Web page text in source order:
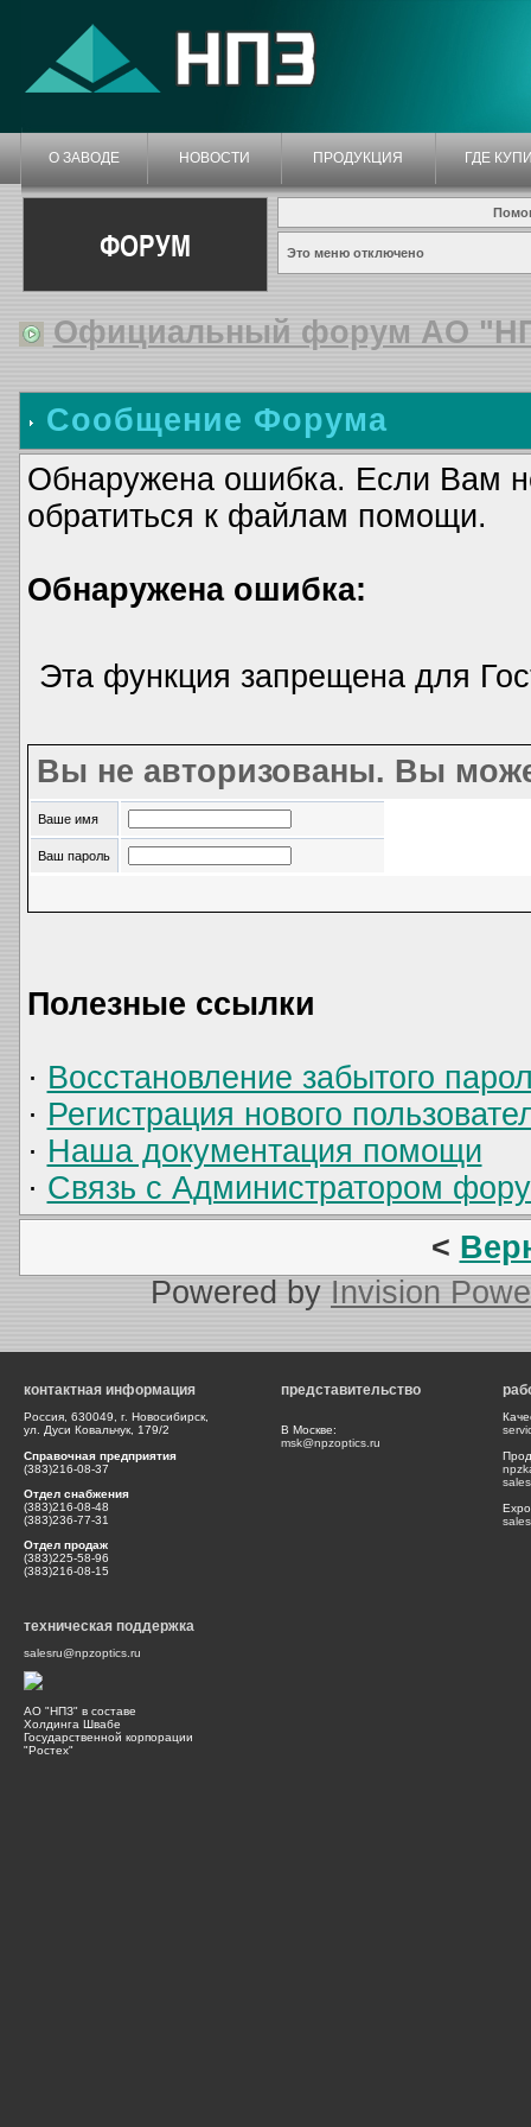
О ЗАВОДЕ НОВОСТИ ПРОДУКЦИЯ ГДЕ
ФОРУМ Это меню отключено
Официальный форум АО
Сообщение Форума
Обнаружена ошибка. Если Вам
обратиться к файлам помощи.
Обнаружена ошибка:
Эта функция запрещена для
Вы не авторизованы. Вы
Ваше имя
Ваш пароль
Полезные ссылки
· Восстановление забытого
· Регистрация нового
· Наша документация помощи
· Связь с Администратором
<
Powered by Invision
контактная информация
Россия, 630049, г. Новосибирск,
ул. Дуси Ковальчук, 179/2
Справочная предприятия
(383)216-08-37
Отдел снабжения
(383)216-08-48
(383)236-77-31
Отдел продаж
(383)225-58-96
(383)216-08-15
представительство
В Москве:
msk@npzoptics.ru
техническая поддержка
salesru@npzoptics.ru
АО "НПЗ" в составе
Холдинга Швабе
Государственной корпорации
"Ростех"